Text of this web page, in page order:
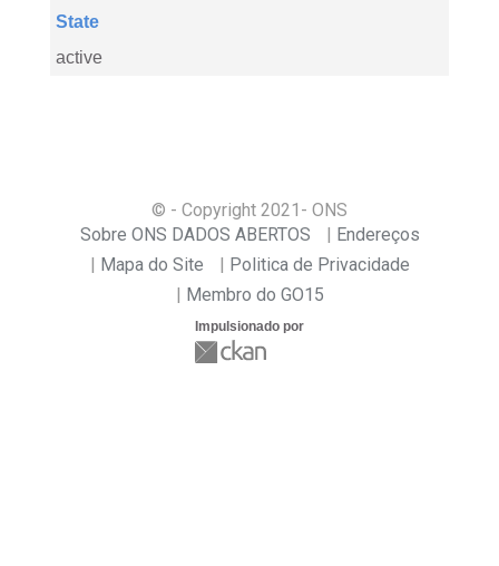
State
active
© - Copyright 2021 - ONS
Sobre ONS DADOS ABERTOS
Endereços
Mapa do Site
Politica de Privacidade
Membro do GO15
Impulsionado por